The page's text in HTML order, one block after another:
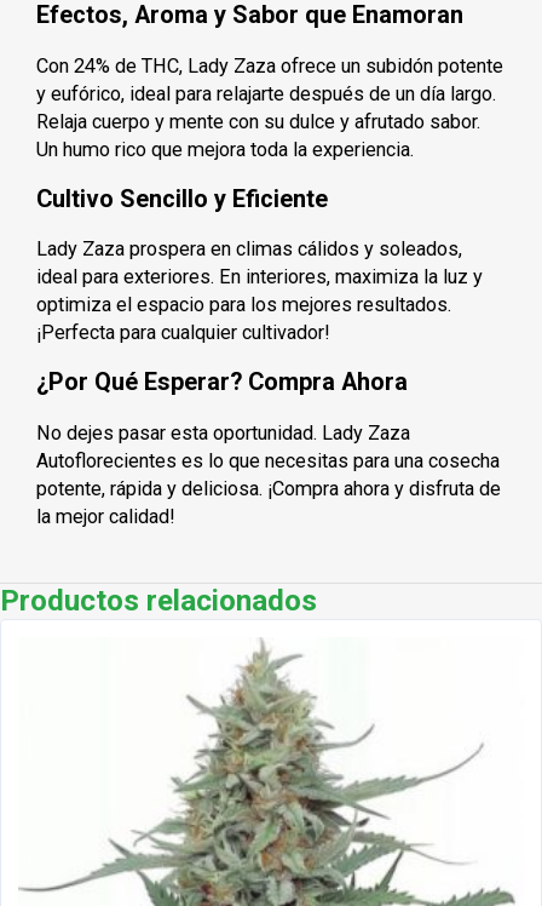
Efectos, Aroma y Sabor que Enamoran
Con 24% de THC, Lady Zaza ofrece un subidón potente
y eufórico, ideal para relajarte después de un día largo.
Relaja cuerpo y mente con su dulce y afrutado sabor.
Un humo rico que mejora toda la experiencia.
Cultivo Sencillo y Eficiente
Lady Zaza prospera en climas cálidos y soleados,
ideal para exteriores. En interiores, maximiza la luz y
optimiza el espacio para los mejores resultados.
¡Perfecta para cualquier cultivador!
¿Por Qué Esperar? Compra Ahora
No dejes pasar esta oportunidad. Lady Zaza
Autoflorecientes es lo que necesitas para una cosecha
potente, rápida y deliciosa. ¡Compra ahora y disfruta de
la mejor calidad!
Productos relacionados